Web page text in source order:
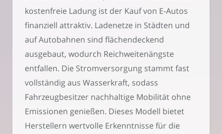
kostenfreie Ladung ist der Kauf von E-Autos
finanziell attraktiv. Ladenetze in Städten und
auf Autobahnen sind flächendeckend
ausgebaut, wodurch Reichweitenängste
entfallen. Die Stromversorgung stammt fast
vollständig aus Wasserkraft, sodass
Fahrzeugbesitzer nachhaltige Mobilität ohne
Emissionen genießen. Dieses Modell bietet
Herstellern wertvolle Erkenntnisse für die